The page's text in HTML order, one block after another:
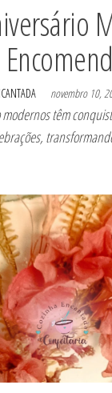
novembro 10,
têm